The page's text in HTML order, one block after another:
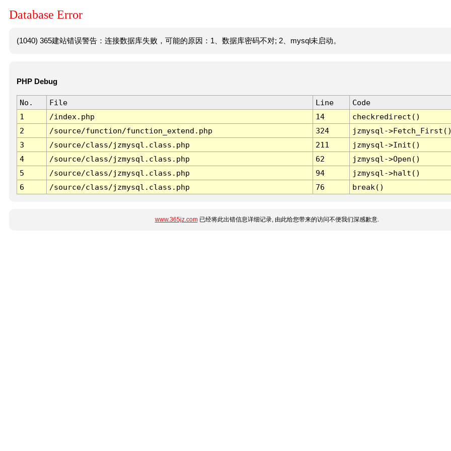
Database Error
(1040) 365建站错误警告：连接数据库失败，可能的原因：1、数据库密码不对; 2、mysql未启动。
PHP Debug
No. File Line
Code
1
/index.php 14
checkredirect()
2
/source/function/function_extend.php 324
jzmysql-
3
/source/class/jzmysql.class.php 211
jzmysql->Init()
4
/source/class/jzmysql.class.php 62
jzmysql->Open()
5
/source/class/jzmysql.class.php 94
jzmysql->halt()
6
/source/class/jzmysql.class.php 76 break()
www.365jz.com已经将此出错信息详细记录, 由此给您带来的访问不便我们深感歉意.